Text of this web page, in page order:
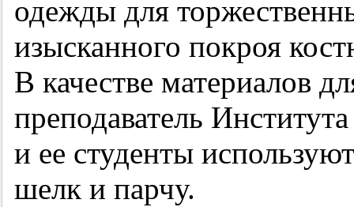
одежды для
изысканного покроя
В качестве материалов
преподаватель
и ее студенты
шелк и парчу.